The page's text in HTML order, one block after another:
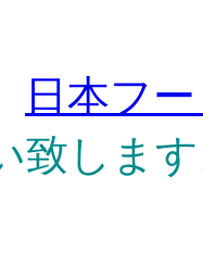
日本フ
致しま